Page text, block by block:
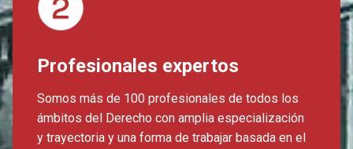
Profesionales expertos
Somos más de 100 profesionales de todos los
ámbitos del Derecho con amplia especialización
y trayectoria y una forma de trabajar basada en el